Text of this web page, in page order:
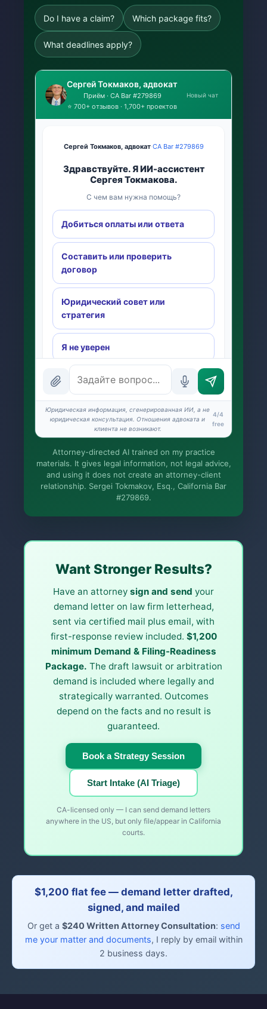
Do I have a claim? Which package fits?
What deadlines apply?
Сергей Токмаков, адвокат
Приём · CA Bar #279869
⭐ 700+ отзывов · 1,700+ проектов
Новый чат
Сергей Токмаков, адвокат·CA Bar #279869
Здравствуйте. Я ИИ-ассистент
Сергея Токмакова.
С чем вам нужна помощь?
Добиться оплаты или ответа
Составить или проверить
договор
Юридический совет или
стратегия
Я не уверен
INSTANT ANSWERS
What is the AI Legal Analyst?
How attorney review works
Is this legal advice?
More (1)
консультация, и отношения адвоката и
Сергея. Дела по Калифорнии.
Юридическая информация, сгенерированная ИИ, а не
юридическая консультация. Отношения адвоката и
клиента не возникают.
4/4
free
Attorney-directed AI trained on my practice
materials. It gives legal information, not legal advice,
and using it does not create an attorney-client
relationship. Sergei Tokmakov, Esq., California Bar
#279869.
Want Stronger Results?
Have an attorney sign and send your
demand letter on law firm letterhead,
sent via certified mail plus email, with
first-response review included. $1,200
minimum Demand & Filing-Readiness
Package. The draft lawsuit or arbitration
demand is included where legally and
strategically warranted. Outcomes
depend on the facts and no result is
guaranteed.
Book a Strategy Session
Start Intake (AI Triage)
CA-licensed only — I can send demand letters
anywhere in the US, but only file/appear in California
courts.
$1,200 flat fee — demand letter drafted,
signed, and mailed
Or get a $240 Written Attorney Consultation: send
me your matter and documents, I reply by email within
2 business days.